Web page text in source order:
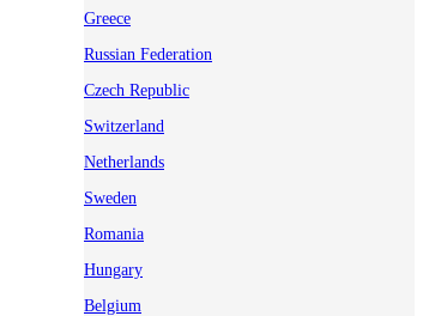
Greece
Russian Federation
Czech Republic
Switzerland
Netherlands
Sweden
Romania
Hungary
Belgium